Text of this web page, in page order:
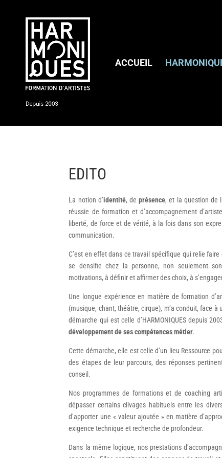
ACCUEIL
EDITO
La notion d’identité, deprésence, et la question de
réussie de formation et d’accompagnement
liberté, de force et de vérité, à la fois dans son
communication.
C’est en effet dans ce travail spécifique qui relie
se densifie chez la personne, non seulement
motivations, à définir et affirmer des choix, à
Une longue expérience en matière de formation
(musique, chant, théâtre, cirque), m’a conduit, face
démarche qui est celle d’HARMONIQUES depuis
développement de ses compétences métier.
Cette démarche, elle est celle d’un lieu Ressource
des étapes de leur parcours, des réponses
conseil.
Nos programmes de formations et de coaching
dépasser certains clivages habituels entre les
d’apporter une « valeur ajoutée » en matière
exigence technique et recherche de profondeur.
Dans la même logique, nos prestations